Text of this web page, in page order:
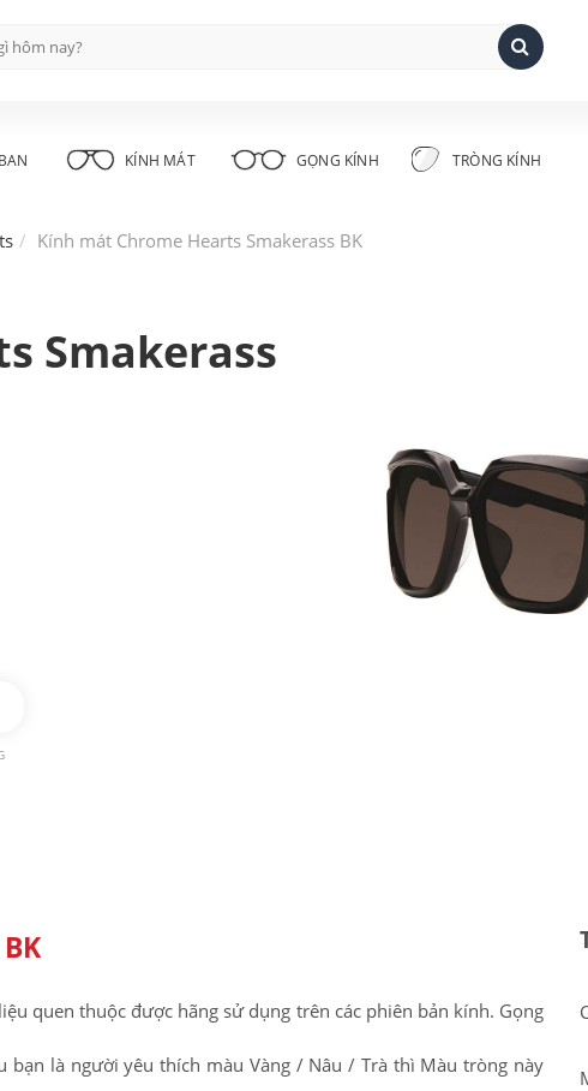
KÍNH MÁT GỌNG KÍNH TRÒNG KÍNH
Kính mát Chrome Hearts Smakerass BK
Smakerass
quen thuộc được hãng sử dụng trên các phiên bản kính. Gọng
bạn là người yêu thích màu Vàng / Nâu / Trà thì Màu tròng này